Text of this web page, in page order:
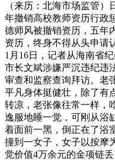
（来历：北海市场监管
年撤销高校教师资历行政
德师风被撤销资历，五年
资历，终身不得从头申请
1月16日，记者从海南省
市长文斌涉嫌严沉违纪违
审查和监察查询拜访。老
平凡身体挺健壮，除了有
转凉，老张像往常一样，
逸服地睡一觉，可刚从浴
着面前一黑，倒正在了浴
撞到一女子，女子以按摩
觉价值4万余元的金项链